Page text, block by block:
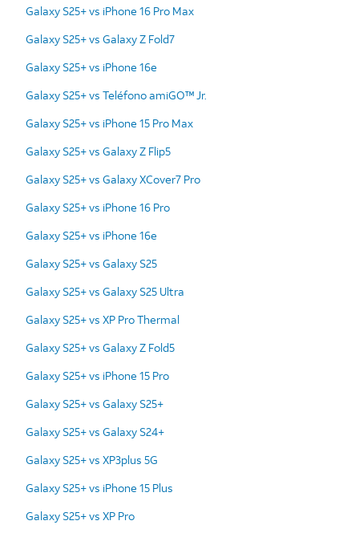
Galaxy S25+ vs iPhone 16 Pro Max
Galaxy S25+ vs Galaxy Z Fold7
Galaxy S25+ vs iPhone 16e
Galaxy S25+ vs Teléfono amiGO™ Jr.
Galaxy S25+ vs iPhone 15 Pro Max
Galaxy S25+ vs Galaxy Z Flip5
Galaxy S25+ vs Galaxy XCover7 Pro
Galaxy S25+ vs iPhone 16 Pro
Galaxy S25+ vs iPhone 16e
Galaxy S25+ vs Galaxy S25
Galaxy S25+ vs Galaxy S25 Ultra
Galaxy S25+ vs XP Pro Thermal
Galaxy S25+ vs Galaxy Z Fold5
Galaxy S25+ vs iPhone 15 Pro
Galaxy S25+ vs Galaxy S25+
Galaxy S25+ vs Galaxy S24+
Galaxy S25+ vs XP3plus 5G
Galaxy S25+ vs iPhone 15 Plus
Galaxy S25+ vs XP Pro